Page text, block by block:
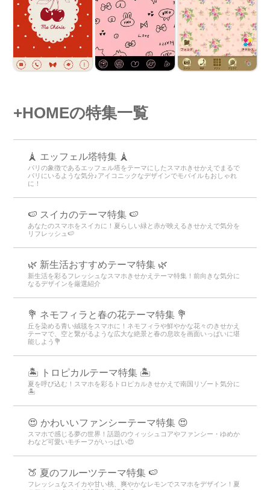
+HOMEの特集一覧
🗼 エッフェル塔特集 🗼
パリの象徴であるエッフェル塔をテーマにしたスマホきせかえでまるで
パリにいるような気分♪アイコニックなデザインでモバイルもおしゃれ
に！
🍉 スイカのテーマ特集 🍉
あなたのスマホをスイカに！夏らしい緑と赤が映えるきせかえで気分を
リフレッシュ🍉
🌿 新生活おすすめテーマ特集 🌿
新生活を彩るフレッシュなスマホきせかえテーマ特集！前向きな気分に
なるデザインを厳選紹介
💐 ネモフィラと春の花テーマ特集 💐
丘を染める青い絨毯をスマホに！ネモフィラや鮮やかな花々のきせかえ
テーマで、空と繋がるような広大な絶景と春の息吹を画面いっぱいに堪
能しよう💐
🏝️ トロピカルテーマ特集 🏝️
夏を呼び込む！スマホを彩るトロピカルきせかえで南国リゾート気分に
🏝️
😍 かわいいファンシーテーマ特集 😍
スマホで感じる夢の世界！話題のウィッシュコアやファンシー・ゆめか
わなど可愛いモチーフがいっぱい😍
🍑 夏のフルーツテーマ特集 🍉
フレッシュなスイカや甘い桃、爽やかなレモンでスマホをデザイン！夏